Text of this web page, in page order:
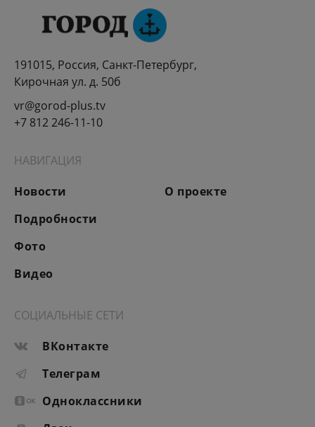
191015, Россия, Санкт-Петербург,
Кирочная ул. д. 50б
vr@gorod-plus.tv
+7 812 246-11-10
НАВИГАЦИЯ
Новости
Подробности
Фото
Видео
О проекте
СОЦИАЛЬНЫЕ СЕТИ
ВКонтакте
Телеграм
Одноклассники